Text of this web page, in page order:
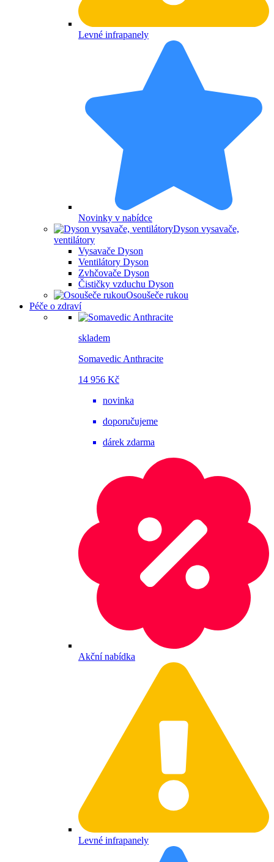
Levné infrapanely
Novinky v nabídce
Dyson vysavače,
ventilátory
Vysavače Dyson
Ventilátory Dyson
Zvhčovače Dyson
Čističky vzduchu Dyson
Osoušeče rukou
Péče o zdraví
skladem
Somavedic Anthracite
14 956 Kč
novinka
doporučujeme
dárek zdarma
Akční nabídka
Levné infrapanely